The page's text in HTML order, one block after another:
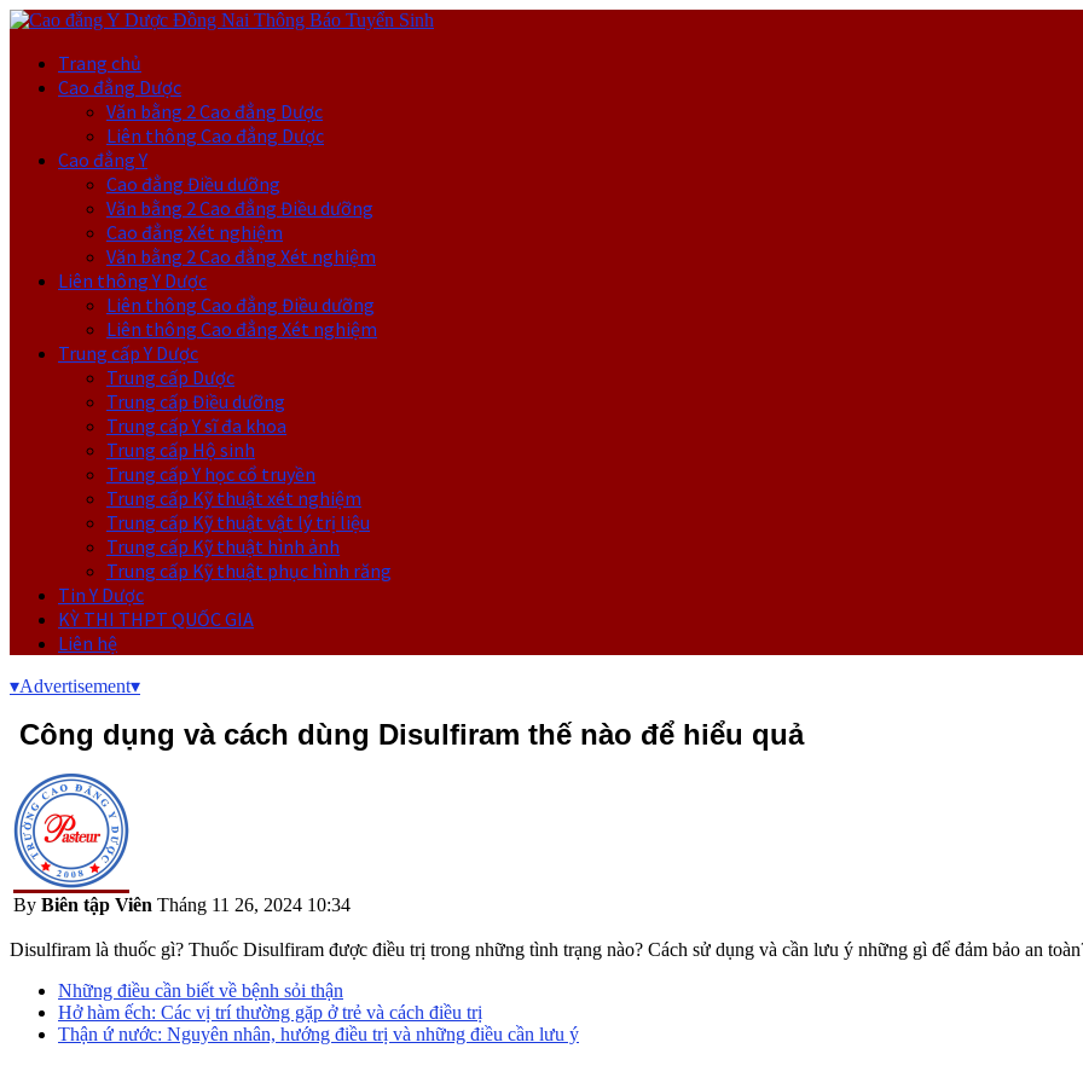
Trang chủ
Cao đẳng Dược
Văn bằng 2 Cao đẳng Dược
Liên thông Cao đẳng Dược
Cao đẳng Y
Cao đẳng Điều dưỡng
Văn bằng 2 Cao đẳng Điều dưỡng
Cao đẳng Xét nghiệm
Văn bằng 2 Cao đẳng Xét nghiệm
Liên thông Y Dược
Liên thông Cao đẳng Điều dưỡng
Liên thông Cao đẳng Xét nghiệm
Trung cấp Y Dược
Trung cấp Dược
Trung cấp Điều dưỡng
Trung cấp Y sĩ đa khoa
Trung cấp Hộ sinh
Trung cấp Y học cổ truyền
Trung cấp Kỹ thuật xét nghiệm
Trung cấp Kỹ thuật vật lý trị liệu
Trung cấp Kỹ thuật hình ảnh
Trung cấp Kỹ thuật phục hình răng
Tin Y Dược
KỲ THI THPT QUỐC GIA
Liên hệ
▾Advertisement▾
Công dụng và cách dùng Disulfiram thế nào để hiểu quả
By Biên tập Viên Tháng 11 26, 2024 10:34
Disulfiram là thuốc gì? Thuốc Disulfiram được điều trị trong những tình trạng nào? Cách sử dụng và cần lưu ý những gì để đảm bảo an
Những điều cần biết về bệnh sỏi thận
Hở hàm ếch: Các vị trí thường gặp ở trẻ và cách điều trị
Thận ứ nước: Nguyên nhân, hướng điều trị và những điều cần lưu ý